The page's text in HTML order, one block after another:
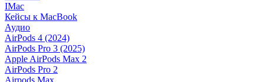
IMac
Кейсы к MacBook
Аудио
AirPods 4 (2024)
AirPods Pro 3 (2025)
Apple AirPods Max 2
AirPods Pro 2
Airpods Max